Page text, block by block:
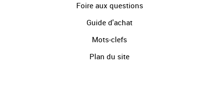
Foire aux questions
Guide d'achat
Mots-clefs
Plan du site